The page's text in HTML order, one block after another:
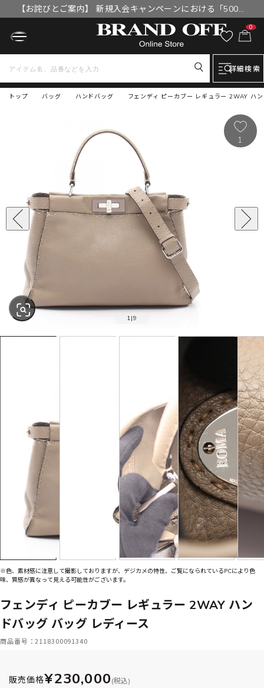
【お詫びとご案内】 新規入会キャンペーンにおける「500円
OFFクーポン」付与漏れと補填について
0
詳細検索
トップ フェンディ ピーカブー レギュラー 2WAY ハ
バッグ ハンドバッグ
1 |9
1
※色、素材感に注意して撮影しておりますが、デジカメの特性、ご覧になられているPCにより色
味、質感が異なって見える可能性がございます。
フェンディ ピーカブー レギュラー 2WAY ハン
ドバッグ バッグ レディース
商品番号：2118300091340
販売価格¥230,000 (税込)